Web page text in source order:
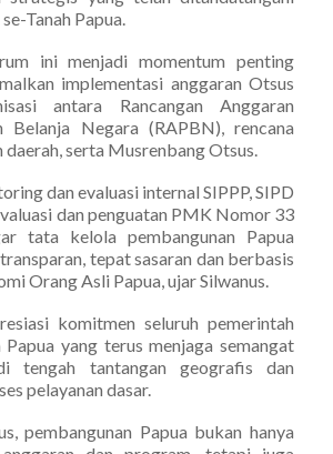
Tanah Papua.
ini menjadi momentum penting
implementasi anggaran Otsus
antara Rancangan Anggaran
Belanja Negara (RAPBN), rencana
serta Musrenbang Otsus.
dan evaluasi internal SIPPP, SIPD
dan penguatan PMK Nomor 33
tata kelola pembangunan Papua
tepat sasaran dan berbasis
Orang Asli Papua, ujar Silwanus.
komitmen seluruh pemerintah
Papua yang terus menjaga semangat
tengah tantangan geografis dan
pelayanan dasar.
pembangunan Papua bukan hanya